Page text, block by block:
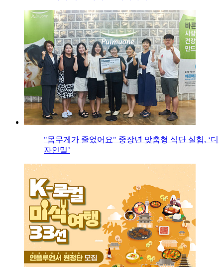
"몸무게가 줄었어요" 중장년 맞춤형 식단 실험, ‘디
자인밀’